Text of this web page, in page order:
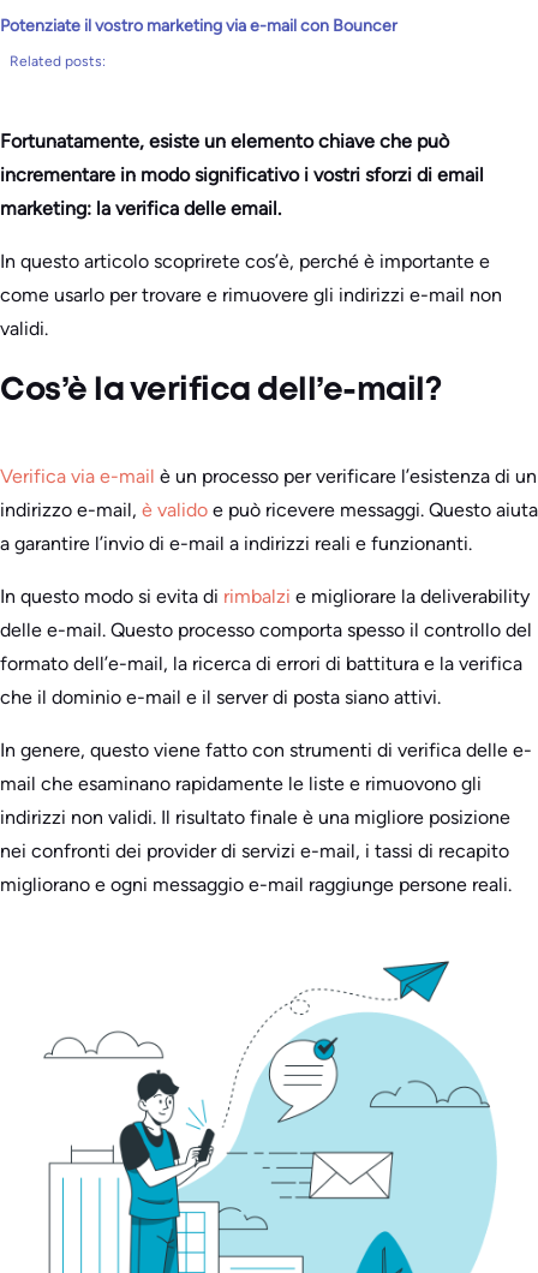
Potenziate il vostro marketing via e-mail con Bouncer
Related posts:
Fortunatamente, esiste un elemento chiave che può
incrementare in modo significativo i vostri sforzi di email
marketing: la verifica delle email.
In questo articolo scoprirete cos’è, perché è importante e
come usarlo per trovare e rimuovere gli indirizzi e-mail non
validi.
Cos’è la verifica dell’e-mail?
Verifica via e-mail è un processo per verificare l’esistenza di un
indirizzo e-mail, è valido e può ricevere messaggi. Questo aiuta
a garantire l’invio di e-mail a indirizzi reali e funzionanti.
In questo modo si evita di rimbalzi e migliorare la deliverability
delle e-mail. Questo processo comporta spesso il controllo del
formato dell’e-mail, la ricerca di errori di battitura e la verifica
che il dominio e-mail e il server di posta siano attivi.
In genere, questo viene fatto con strumenti di verifica delle e-
mail che esaminano rapidamente le liste e rimuovono gli
indirizzi non validi. Il risultato finale è una migliore posizione
nei confronti dei provider di servizi e-mail, i tassi di recapito
migliorano e ogni messaggio e-mail raggiunge persone reali.